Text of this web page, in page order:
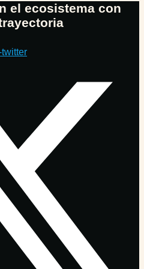
el ecosistema con
twitter